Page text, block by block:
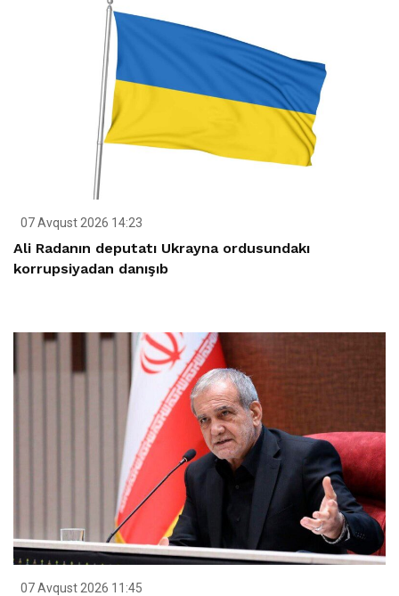
07 Avqust 2026 14:23
Ali Radanın deputatı Ukrayna ordusundakı
korrupsiyadan danışıb
07 Avqust 2026 11:45